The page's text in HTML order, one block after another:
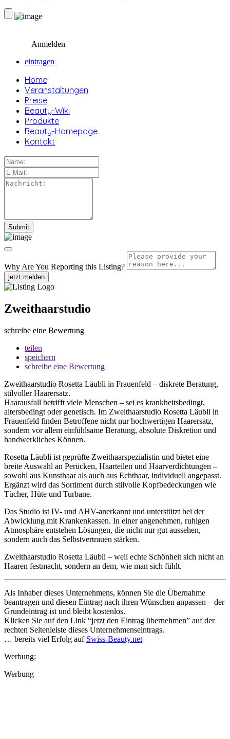
Anmelden
eintragen
Home
Veranstaltungen
Preise
Beauty-Wiki
Produkte
Beauty-Homepage
Kontakt
Why Are You Reporting this Listing?
jetzt melden
Zweithaarstudio
schreibe eine Bewertung
teilen
speichern
schreibe eine Bewertung
Zweithaarstudio Rosetta Läubli in Frauenfeld – diskrete Beratung,
stilvoller Haarersatz.
Haarausfall betrifft viele Menschen – sei es krankheitsbedingt,
altersbedingt oder genetisch. Im Zweithaarstudio Rosetta Läubli in
Frauenfeld finden Betroffene nicht nur hochwertigen Haarersatz,
sondern vor allem einfühlsame Beratung, absolute Diskretion und
handwerkliches Können.
Rosetta Läubli ist geprüfte Zweithaarspezialistin und bietet eine
breite Auswahl an Perücken, Haarteilen und Haarverdichtungen –
sowohl aus Kunsthaar als auch aus Echthaar, individuell angepasst.
Ergänzt wird das Sortiment durch stilvolle Kopfbedeckungen wie
Tücher, Hüte und Turbane.
Das Studio ist IV- und AHV-anerkannt und unterstützt bei der
Abwicklung mit Krankenkassen. In einer angenehmen, ruhigen
Atmosphäre entstehen Lösungen, die nicht nur gut aussehen,
sondern auch das Selbstvertrauen stärken.
Zweithaarstudio Rosetta Läubli – weil echte Schönheit sich nicht an
Haaren festmacht, sondern an dem, wie man sich fühlt.
Als Inhaber dieses Unternehmens, können Sie die Übernahme
beantragen und diesen Eintrag nach ihren Wünschen anpassen – der
Grundeintrag ist und bleibt kostenlos.
Klicken Sie auf den Link “jetzt den Eintrag übernehmen” auf der
rechten Seitenleiste dieses Unternehmenseintrags.
… bereits viel Erfolg auf Swiss-Beauty.net
Werbung:
Werbung